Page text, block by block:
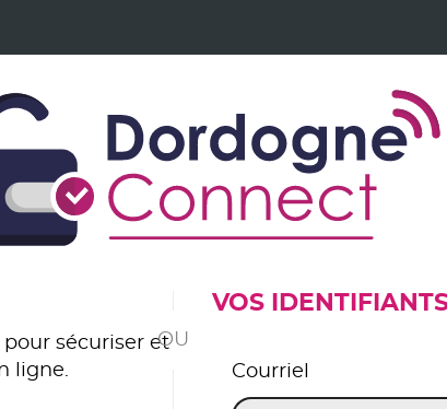
pour sécuriser et
ligne.
VOS
Courriel
*